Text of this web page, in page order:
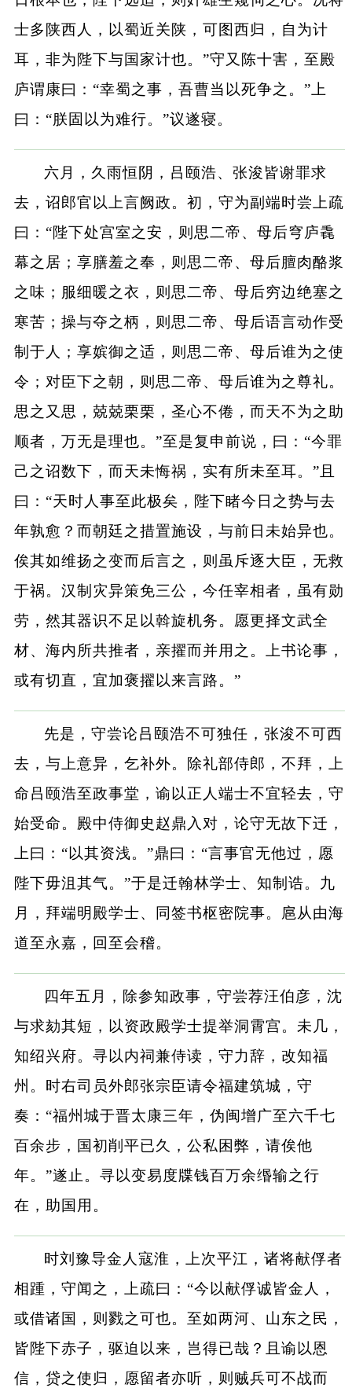
士多陕西人，以蜀近关陕，可图西归，自为计
耳，非为陛下与国家计也。”守又陈十害，至殿
庐谓康曰：“幸蜀之事，吾曹当以死争之。”上
曰：“朕固以为难行。”议遂寝。
六月，久雨恒阴，吕颐浩、张浚皆谢罪求
去，诏郎官以上言阙政。初，守为副端时尝上疏
曰：“陛下处宫室之安，则思二帝、母后穹庐毳
幕之居；享膳羞之奉，则思二帝、母后膻肉酪浆
之味；服细暖之衣，则思二帝、母后穷边绝塞之
寒苦；操与夺之柄，则思二帝、母后语言动作受
制于人；享嫔御之适，则思二帝、母后谁为之使
令；对臣下之朝，则思二帝、母后谁为之尊礼。
思之又思，兢兢栗栗，圣心不倦，而天不为之助
顺者，万无是理也。”至是复申前说，曰：“今罪
己之诏数下，而天未悔祸，实有所未至耳。”且
曰：“天时人事至此极矣，陛下睹今日之势与去
年孰愈？而朝廷之措置施设，与前日未始异也。
俟其如维扬之变而后言之，则虽斥逐大臣，无救
于祸。汉制灾异策免三公，今任宰相者，虽有勋
劳，然其器识不足以斡旋机务。愿更择文武全
材、海内所共推者，亲擢而并用之。上书论事，
或有切直，宜加褒擢以来言路。”
先是，守尝论吕颐浩不可独任，张浚不可西
去，与上意异，乞补外。除礼部侍郎，不拜，上
命吕颐浩至政事堂，谕以正人端士不宜轻去，守
始受命。殿中侍御史赵鼎入对，论守无故下迁，
上曰：“以其资浅。”鼎曰：“言事官无他过，愿
陛下毋沮其气。”于是迁翰林学士、知制诰。九
月，拜端明殿学士、同签书枢密院事。扈从由海
道至永嘉，回至会稽。
四年五月，除参知政事，守尝荐汪伯彦，沈
与求劾其短，以资政殿学士提举洞霄宫。未几，
知绍兴府。寻以内祠兼侍读，守力辞，改知福
州。时右司员外郎张宗臣请令福建筑城，守
奏：“福州城于晋太康三年，伪闽增广至六千七
百余步，国初削平已久，公私困弊，请俟他
年。”遂止。寻以变易度牒钱百万余缗输之行
在，助国用。
时刘豫导金人寇淮，上次平江，诸将献俘者
相踵，守闻之，上疏曰：“今以献俘诚皆金人，
或借诸国，则戮之可也。至如两河、山东之民，
皆陛下赤子，驱迫以来，岂得已哉？且谕以恩
信，贷之使归，愿留者亦听，则贼兵可不战而